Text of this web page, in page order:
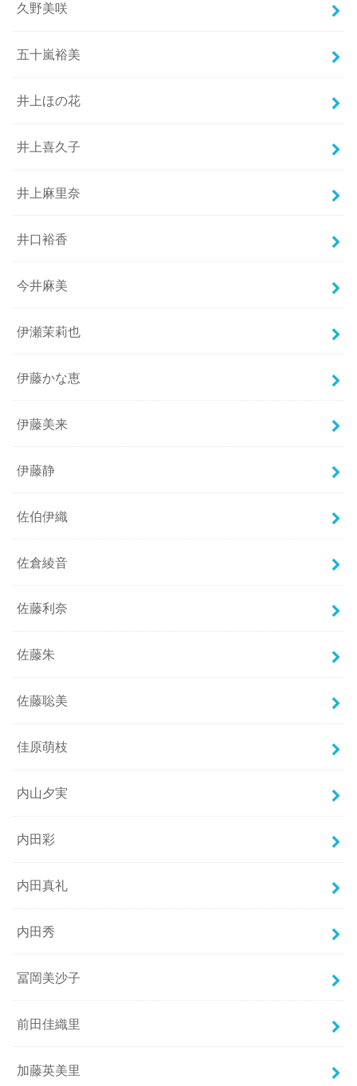
久野美咲
五十嵐裕美
井上ほの花
井上喜久子
井上麻里奈
井口裕香
今井麻美
伊瀬茉莉也
伊藤かな恵
伊藤美来
伊藤静
佐伯伊織
佐倉綾音
佐藤利奈
佐藤朱
佐藤聡美
佳原萌枝
内山夕実
内田彩
内田真礼
内田秀
冨岡美沙子
前田佳織里
加藤英美里